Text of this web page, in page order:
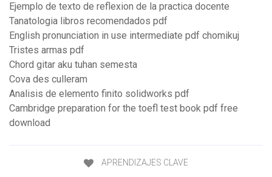
Ejemplo de texto de reflexion de la practica docente
Tanatologia libros recomendados pdf
English pronunciation in use intermediate pdf chomikuj
Tristes armas pdf
Chord gitar aku tuhan semesta
Cova des culleram
Analisis de elemento finito solidworks pdf
Cambridge preparation for the toefl test book pdf free
download
APRENDIZAJES CLAVE